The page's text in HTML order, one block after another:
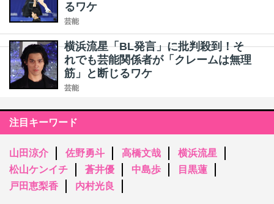
るワケ
芸能
横浜流星「BL発言」に批判殺到！そ
れでも芸能関係者が「クレームは無理
筋」と断じるワケ
芸能
注目キーワード
山田涼介 佐野勇斗 高橋文哉
横浜流星
松山ケンイチ
蒼井優 中島歩
目黒蓮
戸田恵梨香
内村光良